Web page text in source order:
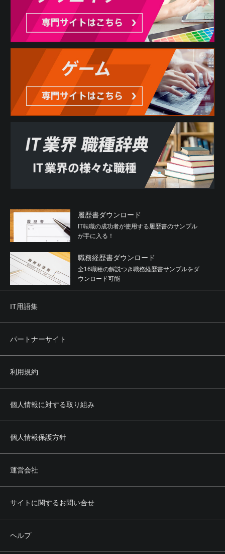
履歴書ダウンロード
IT転職の成功者が使用する履歴書のサンプル
が手に入る！
職務経歴書ダウンロード
全16職種の解説つき職務経歴書サンプルをダ
ウンロード可能
IT用語集
パートナーサイト
利用規約
個人情報に対する取り組み
個人情報保護方針
運営会社
サイトに関するお問い合せ
ヘルプ